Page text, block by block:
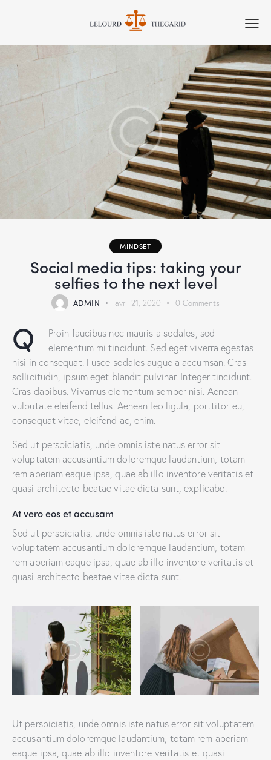
MINDSET
Social media tips: taking your
selfies to the next level
ADMIN avril 21, 2020 0 Comments
Q
Proin faucibus nec mauris a sodales, sed
elementum mi tincidunt. Sed eget viverra egestas
nisi in consequat. Fusce sodales augue a accumsan. Cras
sollicitudin, ipsum eget blandit pulvinar. Integer tincidunt.
Cras dapibus. Vivamus elementum semper nisi. Aenean
vulputate eleifend tellus. Aenean leo ligula, porttitor eu,
consequat vitae, eleifend ac, enim.
Sed ut perspiciatis, unde omnis iste natus error sit
voluptatem accusantium doloremque laudantium, totam
rem aperiam eaque ipsa, quae ab illo inventore veritatis et
quasi architecto beatae vitae dicta sunt, explicabo.
At vero eos et accusam
Sed ut perspiciatis, unde omnis iste natus error sit
voluptatem accusantium doloremque laudantium, totam
rem aperiam eaque ipsa, quae ab illo inventore veritatis et
quasi architecto beatae vitae dicta sunt.
Ut perspiciatis, unde omnis iste natus error sit voluptatem
accusantium doloremque laudantium, totam rem aperiam
eaque ipsa, quae ab illo inventore veritatis et quasi